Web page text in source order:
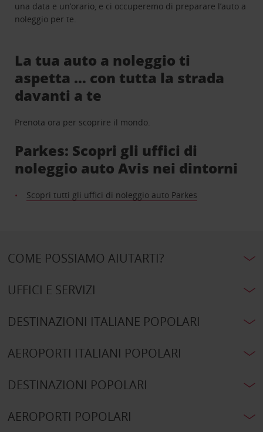
una data e un’orario, e ci occuperemo di preparare l’auto a
noleggio per te.
La tua auto a noleggio ti
aspetta … con tutta la strada
davanti a te
Prenota ora per scoprire il mondo.
Parkes: Scopri gli uffici di
noleggio auto Avis nei dintorni
Scopri tutti gli uffici di noleggio auto Parkes
COME POSSIAMO AIUTARTI?
UFFICI E SERVIZI
DESTINAZIONI ITALIANE POPOLARI
AEROPORTI ITALIANI POPOLARI
DESTINAZIONI POPOLARI
AEROPORTI POPOLARI